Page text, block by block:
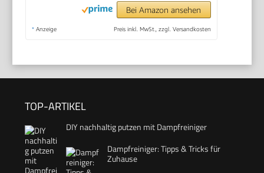
Bei Amazon ansehen
* Anzeige Preis inkl. MwSt., zzgl. Versandkosten
TOP-ARTIKEL
DIY nachhaltig putzen mit Dampfreiniger
Dampfreiniger: Tipps & Tricks für
Zuhause